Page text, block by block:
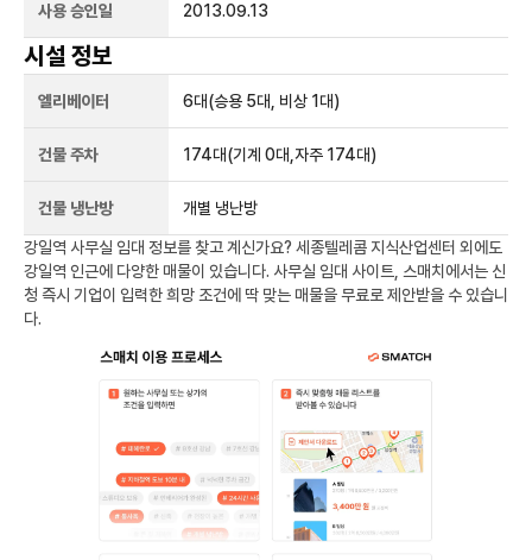
사용 승인일 2013.09.13
시설 정보
엘리베이터 6대(승용 5대, 비상 1대)
건물 주차 174대(기계 0대,자주 174대)
건물 냉난방 개별 냉난방
강일역 사무실 임대 정보를 찾고 계신가요? 세종텔레콤 지식산업센터 외에도
강일역 인근에 다양한 매물이 있습니다. 사무실 임대 사이트, 스매치에서는 신
청 즉시 기업이 입력한 희망 조건에 딱 맞는 매물을 무료로 제안받을 수 있습니
다.